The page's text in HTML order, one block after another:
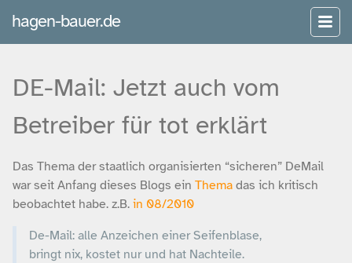
hagen-bauer.de
DE-Mail: Jetzt auch vom
Betreiber für tot erklärt
Das Thema der staatlich organisierten “sicheren” DeMail
war seit Anfang dieses Blogs ein Thema das ich kritisch
beobachtet habe. z.B. in 08/2010
De-Mail: alle Anzeichen einer Seifenblase,
bringt nix, kostet nur und hat Nachteile.